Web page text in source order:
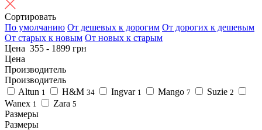
Сортировать
По умолчанию От дешевых к дорогим От дорогих к дешевым
От старых к новым От новых к старым
Цена 355 - 1899 грн
Цена
Производитель
Производитель
Altun 1 H&M 34 Ingvar 1 Mango 7 Suzie 2
Wanex 1 Zara 5
Размеры
Размеры